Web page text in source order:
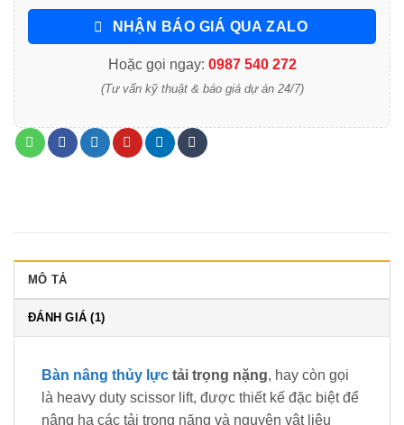
NHẬN BÁO GIÁ QUA ZALO
Hoặc gọi ngay: 0987 540 272
(Tư vấn kỹ thuật & báo giá dự án 24/7)
MÔ TẢ
ĐÁNH GIÁ (1)
Bàn nâng thủy lực tải trọng nặng, hay còn gọi
là heavy duty scissor lift, được thiết kế đặc biệt để
nâng hạ các tải trọng nặng và nguyên vật liệu